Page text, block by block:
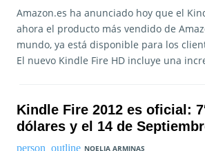
Amazon.es ha anunciado hoy que el
ahora el producto más vendido de
mundo, ya está disponible para los
El nuevo Kindle Fire HD incluye una
Kindle Fire 2012 es oficial:
dólares y el 14 de
NOELIA ARMINAS